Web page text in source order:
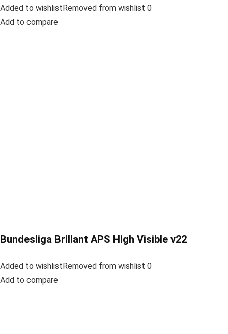
Added to wishlistRemoved from wishlist 0
Add to compare
Bundesliga Brillant APS High Visible v22
Added to wishlistRemoved from wishlist 0
Add to compare